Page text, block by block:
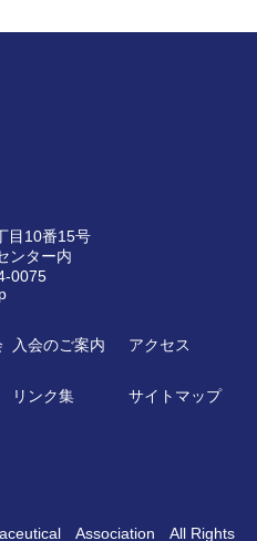
目10番15号
ンター内
0075
入会のご案内 アクセス
リンク集
サイトマップ
Association All Rights